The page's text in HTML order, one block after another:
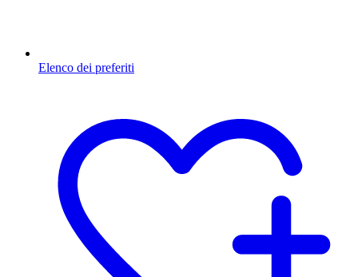
Elenco dei preferiti